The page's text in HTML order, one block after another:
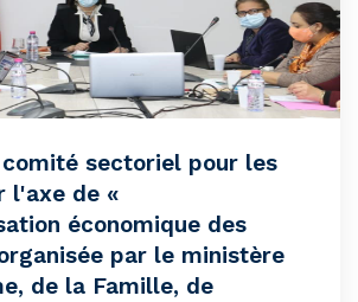
comité sectoriel pour les
l'axe de «
économique des
par le ministère
de la Famille, de